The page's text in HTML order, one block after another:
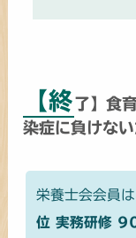
【終了】食
染症に負けな
栄養士会会員
位 実務研修